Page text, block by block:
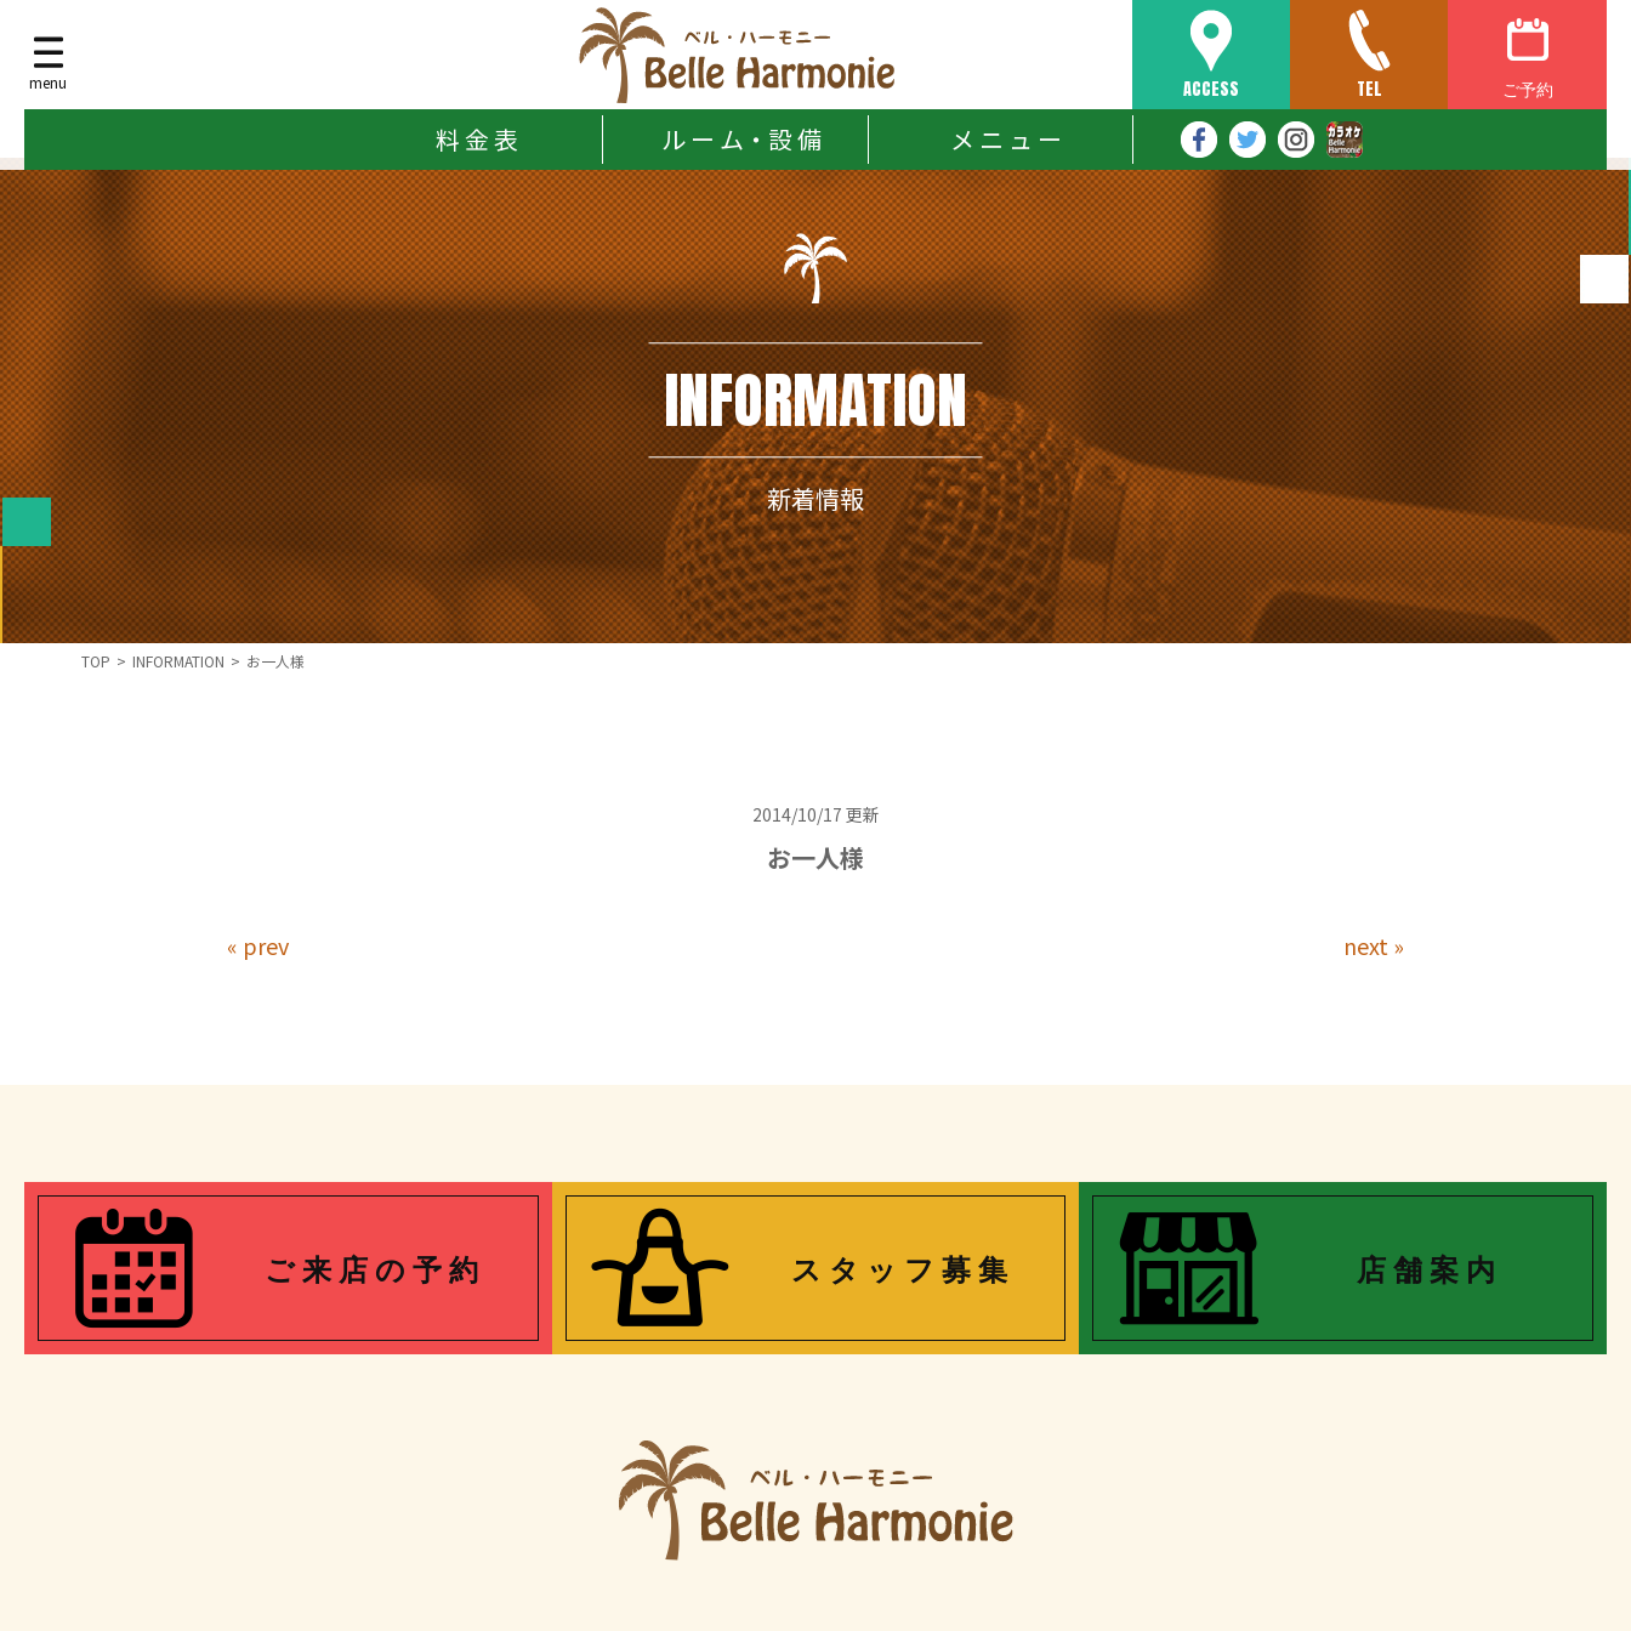
menu ACCESS TEL ご予約
料 金 表 ル ー ム・設 備 メ ニ ュ ー
INFORMATION
新着情報
TOP > INFORMATION > お一人様
2014/10/17 更新
お一人様
« prev next »
ご 来 店 の 予 約 ス タ ッ フ 募 集 店 舗 案 内